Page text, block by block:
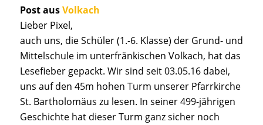
Post ausVolkach
Lieber Pixel,
auch uns, die Schüler (1.-6. Klasse) der Grund- und
Mittelschule im unterfränkischen Volkach, hat das
Lesefieber gepackt. Wir sind seit 03.05.16 dabei,
uns auf den 45m hohen Turm unserer Pfarrkirche
St. Bartholomäus zu lesen. In seiner 499-jährigen
Geschichte hat dieser Turm ganz sicher noch